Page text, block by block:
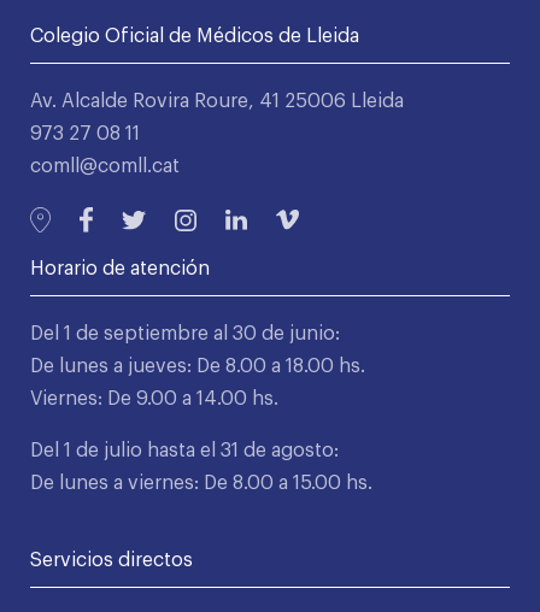
Colegio Oficial de Médicos de Lleida
Av. Alcalde Rovira Roure, 41 25006 Lleida
973 27 08 11
comll@comll.cat
Horario de atención
Del 1 de septiembre al 30 de junio:
De lunes a jueves: De 8.00 a 18.00 hs.
Viernes: De 9.00 a 14.00 hs.
Del 1 de julio hasta el 31 de agosto:
De lunes a viernes: De 8.00 a 15.00 hs.
Servicios directos